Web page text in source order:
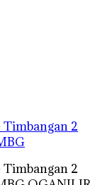
2
2